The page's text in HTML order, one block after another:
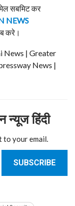
सबमिट कर
NEWS
करे।
News | Greater
News |
हिंदी
to your email.
SUBSCRIBE